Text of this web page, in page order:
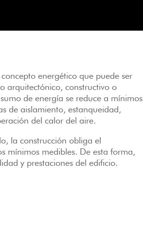
energético que puede ser
arquitectónico, constructivo o
de energía se reduce a mínimos
de aislamiento, estanqueidad,
del calor del aire.
la construcción obliga el
mínimos medibles. De esta forma,
y prestaciones del edificio.